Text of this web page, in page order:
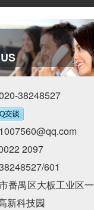
38248527
2097
601
番禺区大板工业区一
新科技园